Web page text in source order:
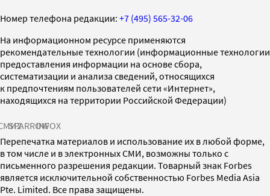
Номер телефона редакции: +7 (495) 565-32-06
На информационном ресурсе применяются
рекомендательные технологии (информационные технологии
предоставления информации на основе сбора,
систематизации и анализа сведений, относящихся
к предпочтениям пользователей сети «Интернет»,
находящихся на территории Российской Федерации)
SPARROWINFOX
Перепечатка материалов и использование их в любой форме,
в том числе и в электронных СМИ, возможны только с
письменного разрешения редакции. Товарный знак Forbes
является исключительной собственностью Forbes Media Asia
Pte. Limited. Все права защищены.